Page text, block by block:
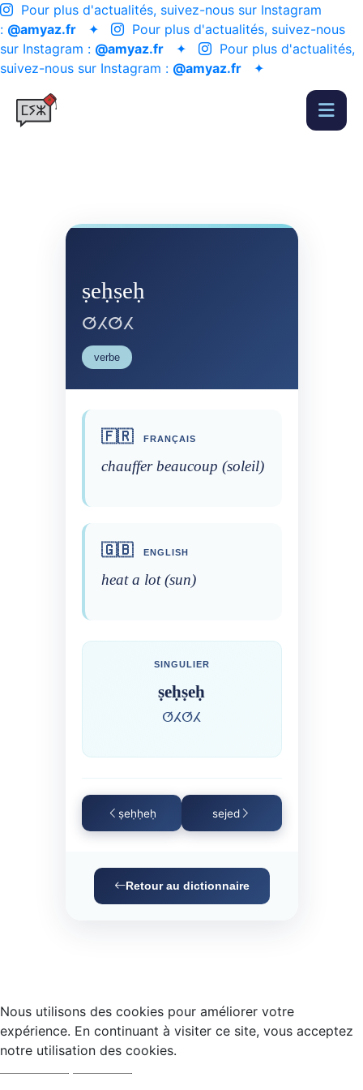
Pour plus d'actualités, suivez-nous sur Instagram
: @amyaz.fr ✦
Pour plus d'actualités, suivez-nous
sur Instagram : @amyaz.fr ✦
Pour plus d'actualités,
suivez-nous sur Instagram : @amyaz.fr ✦
ṣeḥṣeḥ
ⵚⵃⵚⵃ
verbe
🇫🇷 FRANÇAIS
chauffer beaucoup (soleil)
🇬🇧 ENGLISH
heat a lot (sun)
SINGULIER
ṣeḥṣeḥ
ⵚⵃⵚⵃ
ṣeḥḥeḥ sejed
Retour au dictionnaire
Nous utilisons des cookies pour améliorer votre
expérience. En continuant à visiter ce site, vous acceptez
notre utilisation des cookies.